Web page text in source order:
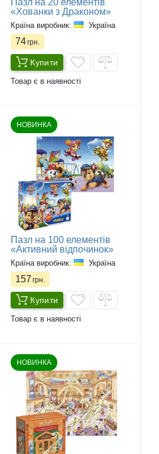
Пазл на 20 елементів
«Хованки з Драконом»
Країна виробник: Україна
74грн.
Купити
Товар є в наявності
НОВИНКА
Пазл на 100 елементів
«Активний відпочинок»
Країна виробник: Україна
157 грн.
Купити
Товар є в наявності
НОВИНКА